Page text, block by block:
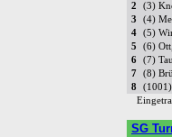
2
(3)
3
(4)
4
(5)
5
(6)
6
(7)
7
(8)
8
SG